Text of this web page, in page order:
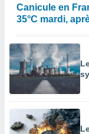
Canicule en
35°C mardi,